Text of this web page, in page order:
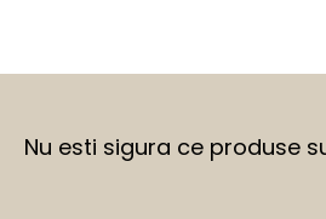
Nu esti sigura ce produse